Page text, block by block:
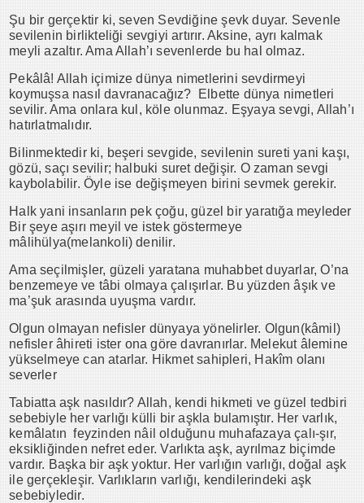
Şu bir gerçektir ki, seven Sevdiğine şevk duyar. Sevenle
sevilenin birlikteliği sevgiyi artırır. Aksine, ayrı kalmak
meyli azaltır. Ama Allah’ı sevenlerde bu hal olmaz.
Pekâlâ! Allah içimize dünya nimetlerini sevdirmeyi
koymuşsa nasıl davranacağız? Elbette dünya nimetleri
sevilir. Ama onlara kul, köle olunmaz. Eşyaya sevgi, Allah’ı
hatırlatmalıdır.
Bilinmektedir ki, beşeri sevgide, sevilenin sureti yani kaşı,
gözü, saçı sevilir; halbuki suret değişir. O zaman sevgi
kaybolabilir. Öyle ise değişmeyen birini sevmek gerekir.
Halk yani insanların pek çoğu, güzel bir yaratığa meyleder
Bir şeye aşırı meyil ve istek göstermeye
mâlihülya(melankoli) denilir.
Ama seçilmişler, güzeli yaratana muhabbet duyarlar, O’na
benzemeye ve tâbi olmaya çalışırlar. Bu yüzden âşık ve
ma’şuk arasında uyuşma vardır.
Olgun olmayan nefisler dünyaya yönelirler. Olgun(kâmil)
nefisler âhireti ister ona göre davranırlar. Melekut âlemine
yükselmeye can atarlar. Hikmet sahipleri, Hakîm olanı
severler
Tabiatta aşk nasıldır? Allah, kendi hikmeti ve güzel tedbiri
sebebiyle her varlığı külli bir aşkla bulamıştır. Her varlık,
kemâlatın feyzinden nâil olduğunu muhafazaya çalı-şır,
eksikliğinden nefret eder. Varlıkta aşk, ayrılmaz biçimde
vardır. Başka bir aşk yoktur. Her varlığın varlığı, doğal aşk
ile gerçekleşir. Varlıkların varlığı, kendilerindeki aşk
sebebiyledir.